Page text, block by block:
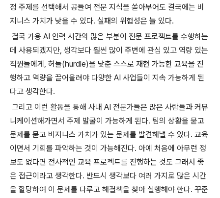
정 주제를 선택해서 공들여 전문 지식을 쏟아부어도 결국에는 비
지니스 가치가 낮을 수 있다. 실패의 위험성은 늘 있다.
결국 가용 AI 인력 시간의 많은 부분이 전문 프로젝트를 수행하는
데 사용되겠지만, 생각보다 훨씬 많이 주변에 관심 있고 역량 있는
직원들에게, 허들(hurdle)을 낮춘 스스로 재현 가능한 교육을 진
행하고 역량을 끌어올려야 다양한 AI 사업들이 지속 가능하게 된
다고 생각한다.
그리고 이런 활동을 통해 사내 AI 전문가들은 많은 사람들과 커뮤
니케이션해가면서 주제 발굴이 가능하게 된다. 팀의 상황을 묻고
문제를 묻고 비지니스 가치가 있는 문제를 발견해낼 수 있다. 교육
이면서 기회를 파악하는 것이 가능해진다. 아예 처음에 아무런 정
보도 없다면 전사적인 교육 프로젝트를 진행하는 것도 그래서 좋
은 접근이라고 생각한다. 반드시 생각보다 여러 가지로 많은 시간
을 할당하여 이 문제를 다루고 해결책을 찾아 실행해야 한다. 꾸준